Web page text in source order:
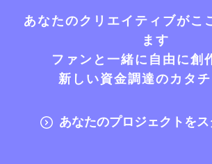
あなたのクリエイティブがこ
ます
ファンと一緒に自由に創
新しい資金調達のカタ
あなたのプロジェクトを